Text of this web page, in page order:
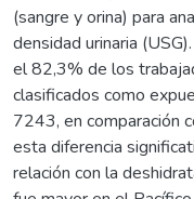
(sangre y orina) para
densidad urinaria
el 82,3% de los
clasificados como
7243, en comparación
esta diferencia
relación con la